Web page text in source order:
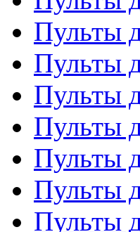
Пульты
Пульты
Пульты
Пульты
Пульты
Пульты
Пульты